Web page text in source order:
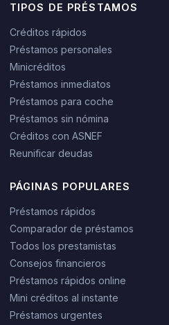
TIPOS DE PRÉSTAMOS
Créditos rápidos
Préstamos personales
Minicréditos
Préstamos inmediatos
Préstamos para coche
Préstamos sin nómina
Créditos con ASNEF
Reunificar deudas
PÁGINAS POPULARES
Préstamos rápidos
Comparador de préstamos
Todos los prestamistas
Consejos financieros
Préstamos rápidos online
Mini créditos al instante
Préstamos urgentes